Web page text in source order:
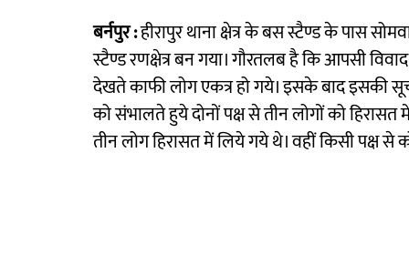
बर्नपुर :हीरापुर थाना क्षेत्र के बस स्टैण्ड के पास
स्टैण्ड रणक्षेत्र बन गया। गौरतलब है कि आपसी
देखते काफी लोग एकत्र हो गये। इसके बाद इसकी
को संभालते हुये दोनों पक्ष से तीन लोगों को
तीन लोग हिरासत में लिये गये थे। वहीं किसी पक्ष से